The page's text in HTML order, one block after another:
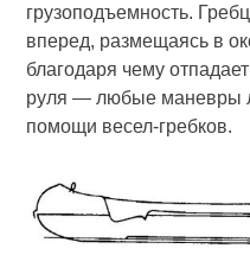
грузоподъемность.
вперед, размещаясь в
благодаря чему
руля — любые маневры
помощи весел-гребков.